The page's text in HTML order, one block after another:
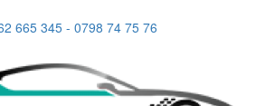
665 345 - 0798 74 75 76